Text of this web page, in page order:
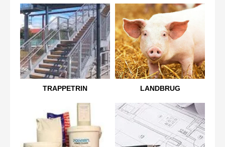
TRAPPETRIN LANDBRUG